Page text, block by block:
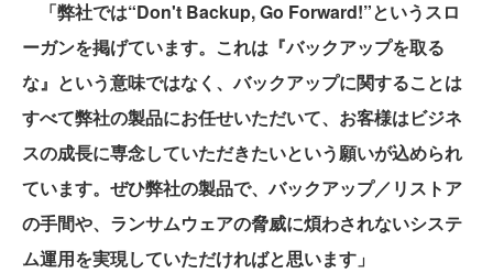
「弊社では“Don't Backup, Go Forward!”というスロ
ーガンを掲げています。これは『バックアップを取る
な』という意味ではなく、バックアップに関することは
すべて弊社の製品にお任せいただいて、お客様はビジネ
スの成長に専念していただきたいという願いが込められ
ています。ぜひ弊社の製品で、バックアップ／リストア
の手間や、ランサムウェアの脅威に煩わされないシステ
ム運用を実現していただければと思います」